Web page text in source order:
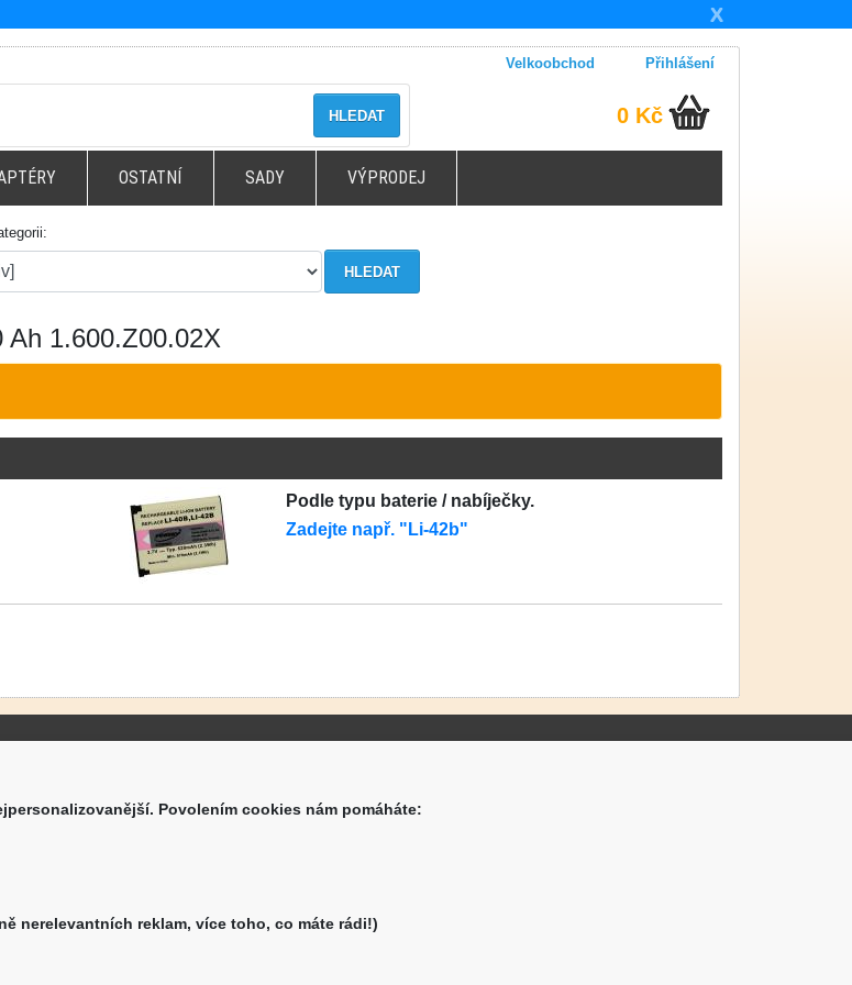
X
Velkoobchod Přihlášení
HLEDAT 0 Kč
OSTATNÍ SADY VÝPRODEJ
1.600.Z00.02X
Podletypu baterie / nabíječky.
Zadejte např. " Li-42b"
02 Děčín
Doprava a platba
Povolením cookies nám pomáháte:
nerelevantních reklam, více toho, co máte rádi!)